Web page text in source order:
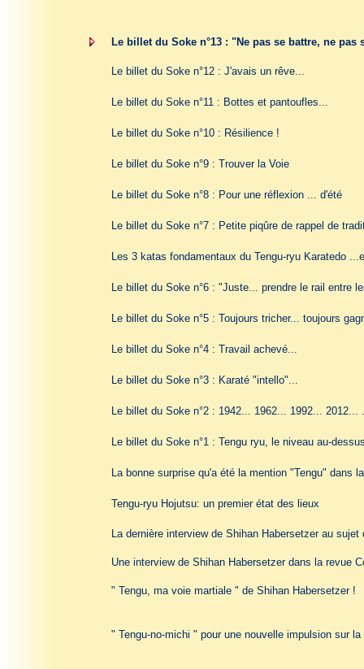
Le billet du Soke n°13 : "Ne pas se battre, ne
Le billet du Soke n°12 : J'avais un rêve...
Le billet du Soke n°11 : Bottes et pantoufles...
Le billet du Soke n°10 : Résilience !
Le billet du Soke n°9 : Trouver la Voie
Le billet du Soke n°8 : Pour une réflexion ... d'été
Le billet du Soke n°7 : Petite piqûre de rappel de
Les 3 katas fondamentaux du Tengu-ryu Karatedo
Le billet du Soke n°6 : "Juste... prendre le rail entre
Le billet du Soke n°5 : Toujours tricher... toujours
Le billet du Soke n°4 : Travail achevé...
Le billet du Soke n°3 : Karaté "intello"...
Le billet du Soke n°2 : 1942... 1962... 1992... 2012...
Le billet du Soke n°1 : Tengu ryu, le niveau au-
La bonne surprise qu'a été la mention "Tengu" dans
Tengu-ryu Hojutsu: un premier état des lieux
La dernière interview de Shihan Habersetzer au
Une interview de Shihan Habersetzer dans la revue
" Tengu, ma voie martiale " de Shihan Habersetzer !
" Tengu-no-michi " pour une nouvelle impulsion sur